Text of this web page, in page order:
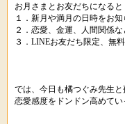
お月さまとお友だちになると
１．新月や満月の日時をお知
２．恋愛、金運、人間関係
３．LINEお友だち限定、無
では、今日も橘つぐみ先生
恋愛感度をドンドン高めてい